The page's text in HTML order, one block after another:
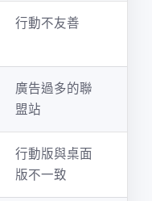
行動不友善
廣告過多的聯
盟站
行動版與桌面
版不一致